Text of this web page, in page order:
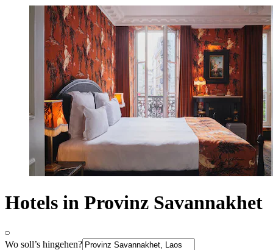
Hotels in Provinz Savannakhet
Wo soll’s hingehen?